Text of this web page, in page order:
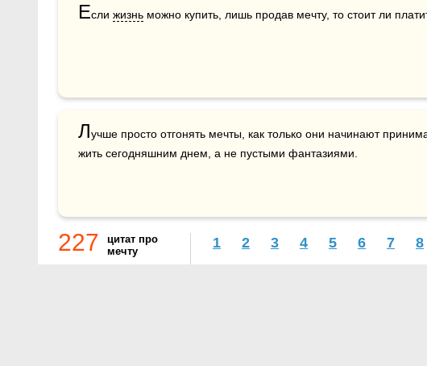
Если жизнь можно купить, лишь продав мечту, то стоит ли
Лучше просто отгонять мечты, как только они начинают
жить сегодняшним днем, а не пустыми фантазиями.
227
цитат про
мечту
1 2 3 4 5 6 7 8